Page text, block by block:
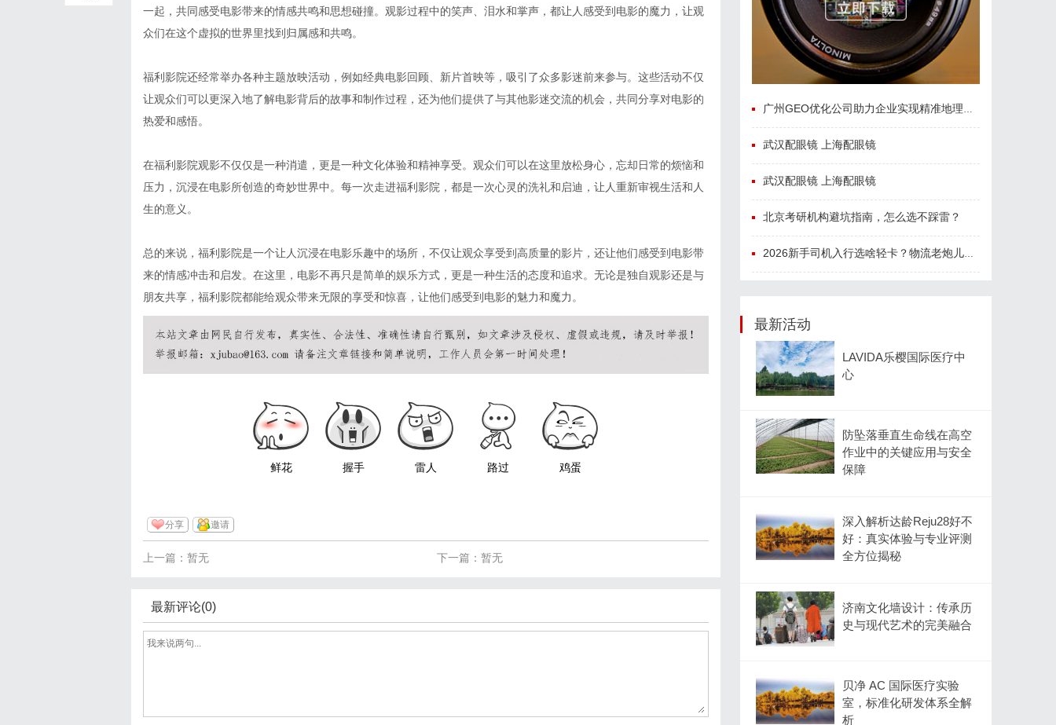
一起，共同感受电影带来的情感共鸣和思想碰撞。观影过程中的笑声、泪水和掌声，都让人感受到电影的魔力，让观
众们在这个虚拟的世界里找到归属感和共鸣。
福利影院还经常举办各种主题放映活动，例如经典电影回顾、新片首映等，吸引了众多影迷前来参与。这些活动不仅
让观众们可以更深入地了解电影背后的故事和制作过程，还为他们提供了与其他影迷交流的机会，共同分享对电影的
热爱和感悟。
在福利影院观影不仅仅是一种消遣，更是一种文化体验和精神享受。观众们可以在这里放松身心，忘却日常的烦恼和
压力，沉浸在电影所创造的奇妙世界中。每一次走进福利影院，都是一次心灵的洗礼和启迪，让人重新审视生活和人
生的意义。
总的来说，福利影院是一个让人沉浸在电影乐趣中的场所，不仅让观众享受到高质量的影片，还让他们感受到电影带
来的情感冲击和启发。在这里，电影不再只是简单的娱乐方式，更是一种生活的态度和追求。无论是独自观影还是与
朋友共享，福利影院都能给观众带来无限的享受和惊喜，让他们感受到电影的魅力和魔力。
鲜花 握手 雷人 路过 鸡蛋
分享 邀请
下一篇：暂无
上一篇：暂无
最新评论(0)
广州GEO优化公司助力企业实现精准地理信息服务升级
武汉配眼镜 上海配眼镜
武汉配眼镜 上海配眼镜
北京考研机构避坑指南，怎么选不踩雷？
2026新手司机入行选啥轻卡？物流老炮儿的深度选车经与标杆车型解析
最新活动
LAVIDA乐樱国际医疗中
心
防坠落垂直生命线在高空
作业中的关键应用与安全
保障
深入解析达龄Reju28好不
好：真实体验与专业评测
全方位揭秘
济南文化墙设计：传承历
史与现代艺术的完美融合
贝净 AC 国际医疗实验
室，标准化研发体系全解
析